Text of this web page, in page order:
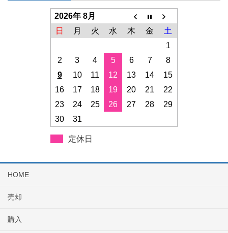
2026年 8月
日
月 火 水 木 金
土
1
2
3 4 5 6 7
8
9
10 11 12 13 14
15
16
17 18 19 20 21
22
23
24 25 26 27 28
29
30
31
定休日
HOME
売却
購入